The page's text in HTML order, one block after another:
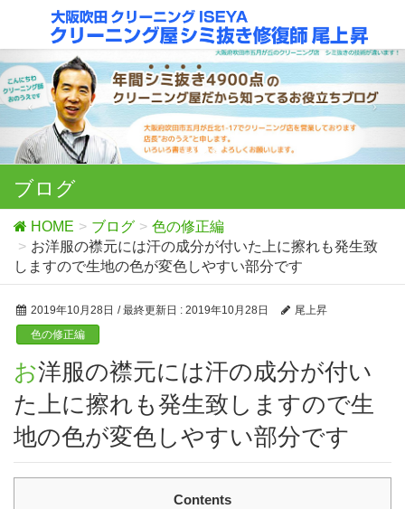
ブログ
HOME ブログ
色の修正編
お洋服の襟元には汗の成分が付いた上に擦れも発生致
しますので生地の色が変色しやすい部分です
2019年10月28日 / 最終更新日 : 2019年10月28日
尾上昇
色の修正編
お洋服の襟元には汗の成分が付い
た上に擦れも発生致しますので生
地の色が変色しやすい部分です
Contents